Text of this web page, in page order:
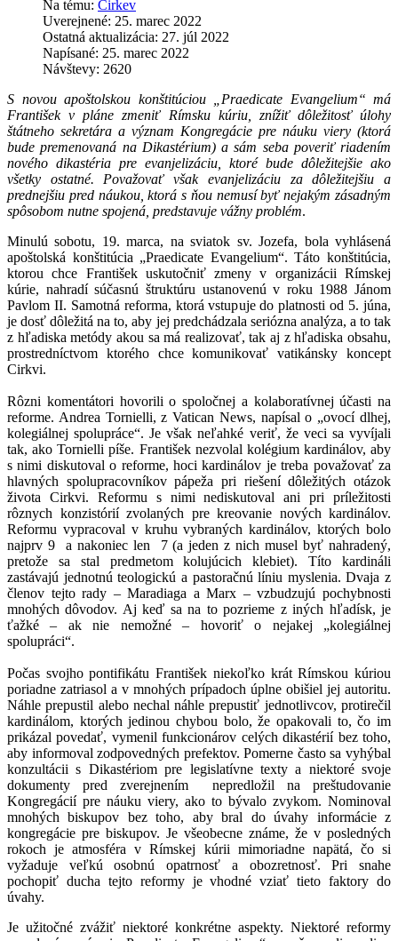
Na tému: Cirkev
Uverejnené: 25. marec 2022
Ostatná aktualizácia: 27. júl 2022
Napísané: 25. marec 2022
Návštevy: 2620
S novou apoštolskou konštitúciou „Praedicate Evangelium“ má
František v pláne zmeniť Rímsku kúriu, znížiť dôležitosť úlohy
štátneho sekretára a význam Kongregácie pre náuku viery (ktorá
bude premenovaná na Dikastérium) a sám seba poveriť riadením
nového dikastéria pre evanjelizáciu, ktoré bude dôležitejšie ako
všetky ostatné. Považovať však evanjelizáciu za dôležitejšiu a
prednejšiu pred náukou, ktorá s ňou nemusí byť nejakým zásadným
spôsobom nutne spojená, predstavuje vážny problém.
Minulú sobotu, 19. marca, na sviatok sv. Jozefa, bola vyhlásená
apoštolská konštitúcia „Praedicate Evangelium“. Táto konštitúcia,
ktorou chce František uskutočniť zmeny v organizácii Rímskej
kúrie, nahradí súčasnú štruktúru ustanovenú v roku 1988 Jánom
Pavlom II. Samotná reforma, ktorá vstupuje do platnosti od 5. júna,
je dosť dôležitá na to, aby jej predchádzala seriózna analýza, a to tak
z hľadiska metódy akou sa má realizovať, tak aj z hľadiska obsahu,
prostredníctvom ktorého chce komunikovať vatikánsky koncept
Cirkvi.
Rôzni komentátori hovorili o spoločnej a kolaboratívnej účasti na
reforme. Andrea Tornielli, z Vatican News, napísal o „ovocí dlhej,
kolegiálnej spolupráce“. Je však neľahké veriť, že veci sa vyvíjali
tak, ako Tornielli píše. František nezvolal kolégium kardinálov, aby
s nimi diskutoval o reforme, hoci kardinálov je treba považovať za
hlavných spolupracovníkov pápeža pri riešení dôležitých otázok
života Cirkvi. Reformu s nimi nediskutoval ani pri príležitosti
rôznych konzistórií zvolaných pre kreovanie nových kardinálov.
Reformu vypracoval v kruhu vybraných kardinálov, ktorých bolo
najprv 9 a nakoniec len 7 (a jeden z nich musel byť nahradený,
pretože sa stal predmetom kolujúcich klebiet). Títo kardináli
zastávajú jednotnú teologickú a pastoračnú líniu myslenia. Dvaja z
členov tejto rady – Maradiaga a Marx – vzbudzujú pochybnosti
mnohých dôvodov. Aj keď sa na to pozrieme z iných hľadísk, je
ťažké – ak nie nemožné – hovoriť o nejakej „kolegiálnej
spolupráci“.
Počas svojho pontifikátu František niekoľko krát Rímskou kúriou
poriadne zatriasol a v mnohých prípadoch úplne obišiel jej autoritu.
Náhle prepustil alebo nechal náhle prepustiť jednotlivcov, protirečil
kardinálom, ktorých jedinou chybou bolo, že opakovali to, čo im
prikázal povedať, vymenil funkcionárov celých dikastérií bez toho,
aby informoval zodpovedných prefektov. Pomerne často sa vyhýbal
konzultácii s Dikastériom pre legislatívne texty a niektoré svoje
dokumenty pred zverejnením nepredložil na preštudovanie
Kongregácií pre náuku viery, ako to bývalo zvykom. Nominoval
mnohých biskupov bez toho, aby bral do úvahy informácie z
kongregácie pre biskupov. Je všeobecne známe, že v posledných
rokoch je atmosféra v Rímskej kúrii mimoriadne napätá, čo si
vyžaduje veľkú osobnú opatrnosť a obozretnosť. Pri snahe
pochopiť ducha tejto reformy je vhodné vziať tieto faktory do
úvahy.
Je užitočné zvážiť niektoré konkrétne aspekty. Niektoré reformy